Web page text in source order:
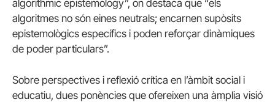
algorithmic epistemology”, on destaca que “els
algoritmes no són eines neutrals; encarnen supòsits
epistemològics específics i poden reforçar dinàmiques
de poder particulars”.
Sobre perspectives i reflexió crítica en l’àmbit social i
educatiu, dues ponències que ofereixen una àmplia visió